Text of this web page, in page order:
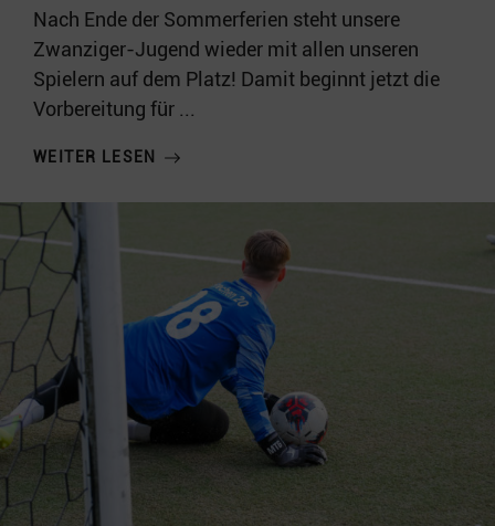
Nach Ende der Sommerferien steht unsere
Zwanziger-Jugend wieder mit allen unseren
Spielern auf dem Platz! Damit beginnt jetzt die
Vorbereitung für ...
WEITER LESEN